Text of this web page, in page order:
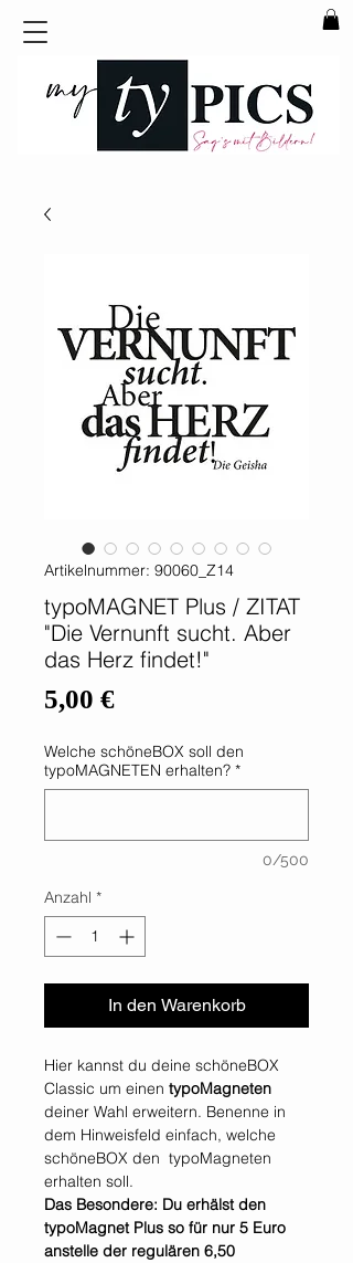
Artikelnummer: 90060_Z14
typoMAGNET Plus / ZITAT
"Die Vernunft sucht. Aber
das Herz findet!"
5,00 €Preis
Welche schöneBOX soll den
typoMAGNETEN erhalten? *
0/500
Anzahl *
In den Warenkorb
Hier kannst du deine schöneBOX
Classic um einen typoMagneten
deiner Wahl erweitern. Benenne in
dem Hinweisfeld einfach, welche
schöneBOX den typoMagneten
erhalten soll.
Das Besondere: Du erhälst den
typoMagnet Plus so für nur 5 Euro
anstelle der regulären 6,50